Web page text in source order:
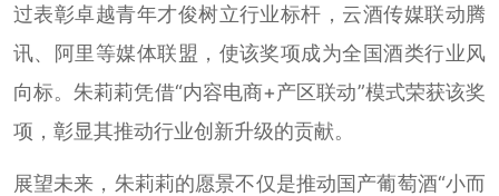
过表彰卓越青年才俊树立行业标杆，云酒传媒联动腾
讯、阿里等媒体联盟，使该奖项成为全国酒类行业风
向标。朱莉莉凭借“内容电商+产区联动”模式荣获该奖
项，彰显其推动行业创新升级的贡献。
展望未来，朱莉莉的愿景不仅是推动国产葡萄酒“小而